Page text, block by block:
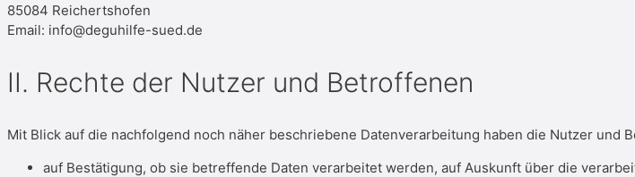
85084 Reichertshofen
Email: info@deguhilfe-sued.de
II. Rechte der Nutzer und Betroffenen
Mit Blick auf die nachfolgend noch näher beschriebene Datenverarbeitung haben die Nutzer und
auf Bestätigung, ob sie betreffende Daten verarbeitet werden, auf Auskunft über die